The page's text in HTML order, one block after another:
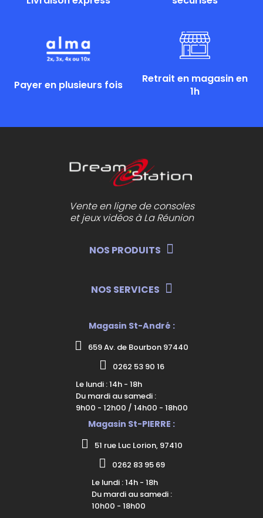
Payer en plusieurs fois
Retrait en magasin en
1h
Vente en ligne de consoles
et jeux vidéos à La Réunion
NOS PRODUITS
NOS SERVICES
Magasin St-André :
659 Av. de Bourbon 97440
0262 53 90 16
Le lundi : 14h - 18h
Du mardi au samedi :
9h00 - 12h00 / 14h00 - 18h00
Magasin St-PIERRE :
51 rue Luc Lorion, 97410
0262 83 95 69
Le lundi : 14h - 18h
Du mardi au samedi :
10h00 - 18h00